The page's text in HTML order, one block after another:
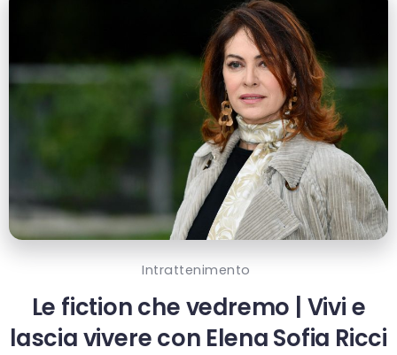
Intrattenimento
Le fiction che vedremo | Vivi e
lascia vivere con Elena Sofia Ricci